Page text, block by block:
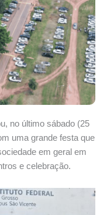
no último sábado (25
uma grande festa que
em geral em
e celebração.